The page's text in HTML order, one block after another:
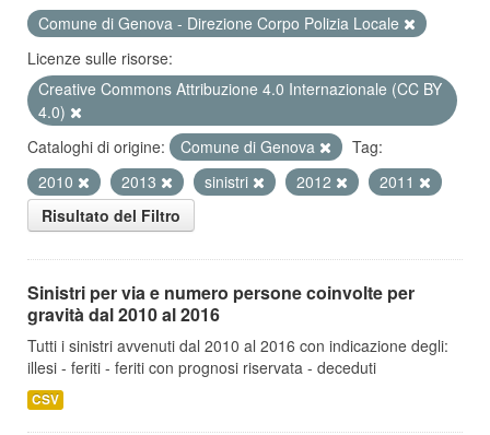
Comune di Genova - Direzione Corpo Polizia Locale
Licenze sulle risorse:
Creative Commons Attribuzione 4.0 Internazionale (CC BY
4.0)
Cataloghi di origine:
Comune di Genova
Tag:
2010
2013 sinistri 2012
2011
Risultato del Filtro
Sinistri per via e numero persone coinvolte per
gravità dal 2010 al 2016
Tutti i sinistri avvenuti dal 2010 al 2016 con indicazione degli:
illesi - feriti - feriti con prognosi riservata - deceduti
CSV